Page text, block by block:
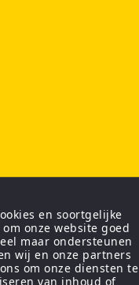
en soortgelijke
onze website goed
maar ondersteunen
wij en onze partners
om onze diensten te
van inhoud of